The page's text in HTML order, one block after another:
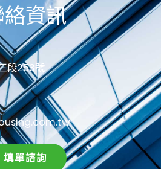
資訊
段253號
填單諮詢